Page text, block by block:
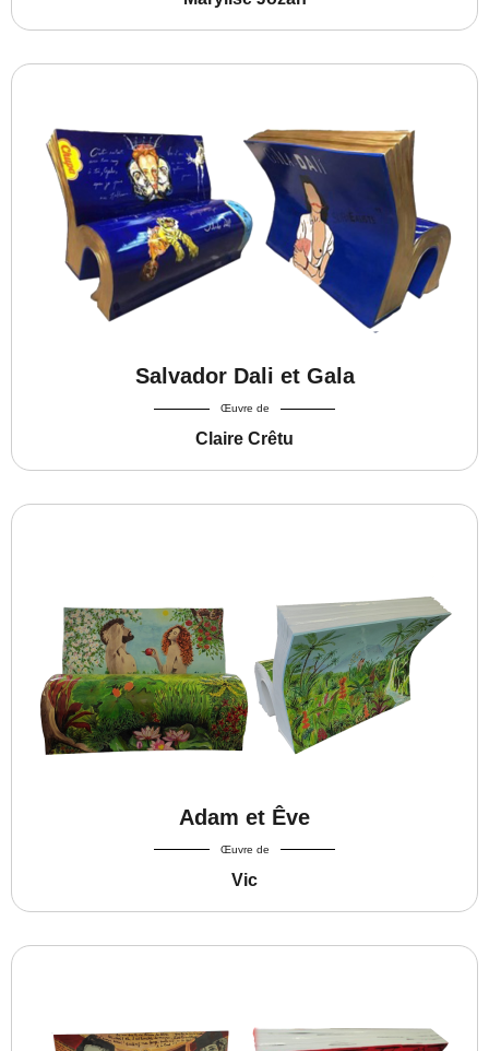
Salvador Dali et Gala
Œuvre de
Claire Crêtu
Adam et Êve
Œuvre de
Vic